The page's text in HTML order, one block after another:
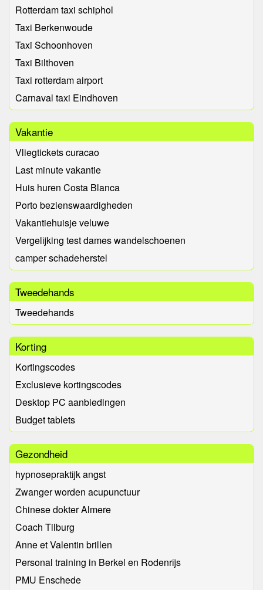
Rotterdam taxi schiphol
Taxi Berkenwoude
Taxi Schoonhoven
Taxi Bilthoven
Taxi rotterdam airport
Carnaval taxi Eindhoven
Vakantie
Vliegtickets curacao
Last minute vakantie
Huis huren Costa Blanca
Porto bezienswaardigheden
Vakantiehuisje veluwe
Vergelijking test dames wandelschoenen
camper schadeherstel
Tweedehands
Tweedehands
Korting
Kortingscodes
Exclusieve kortingscodes
Desktop PC aanbiedingen
Budget tablets
Gezondheid
hypnosepraktijk angst
Zwanger worden acupunctuur
Chinese dokter Almere
Coach Tilburg
Anne et Valentin brillen
Personal training in Berkel en Rodenrijs
PMU Enschede